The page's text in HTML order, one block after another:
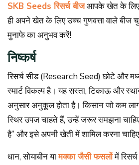
SKB Seeds रिसर्च बीजआपके खेत के लिए
ही अपने खेत के लिए उच्च गुणवत्ता वाले
मुनाफे का अनुभव करें!
निष्कर्ष
रिसर्च सीड (Research Seed) छोटे और
स्मार्ट विकल्प है। यह सस्ता, टिकाऊ और
अनुसार अनुकूल होता है। किसान जो कम
स्थिर उपज चाहते हैं, उन्हें जरूर समझना चाहिए
है” और इसे अपनी खेती में शामिल करना
धान, सोयाबीन यामक्का जैसी फसलोंमें